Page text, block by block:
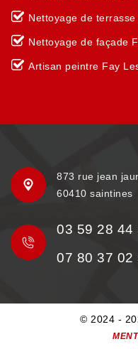
Nettoyage de
Nettoyage de façade
Artisan peintre Fay
873 rue jean
60410 saintines
03 59 28 44
07 80 37 02
© 2024 -